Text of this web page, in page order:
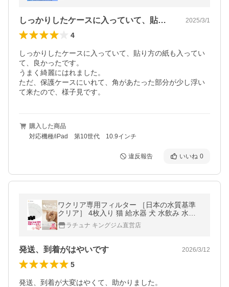
しっかりしたケースに入っていて、貼り方… 2025/3/1
4
しっかりしたケースに入っていて、貼り方の紙も入ってい
て、良かったです。
うまく綺麗にはれました。
ただ、保護ケースにいれて、角があたった部分が少し浮い
て来たので、様子見です。
購入した商品
対応機種/iPad 第10世代 10.9インチ
違反報告 いいね 0
ワクリア専用フィルター ［日本の水質基準
クリア］ 4枚入り 猫 給水器 犬 水飲み 水飲
み器 自動給水器 フィルター
ラチュナ キングジム直営店
発送、到着がはやいです 2026/3/12
5
発送、到着が大変はやくて、助かりました。